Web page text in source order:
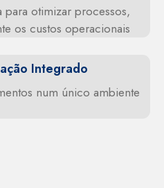
otimizar processos,
os custos operacionais
Integrado
num único ambiente